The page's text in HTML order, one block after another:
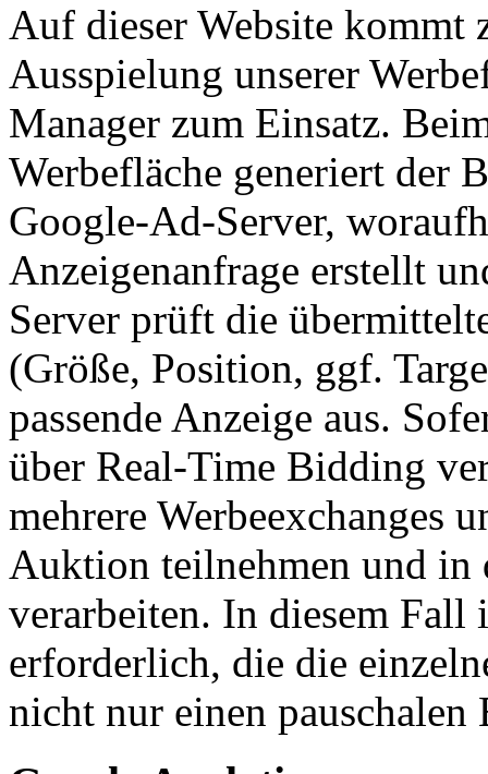
Auf dieser Website kommt
Ausspielung unserer
Manager zum Einsatz.
Werbefläche generiert der
Google-Ad-Server,
Anzeigenanfrage erstellt
Server prüft die
(Größe, Position, ggf.
passende Anzeige aus.
über Real-Time Bidding
mehrere Werbeexchanges
Auktion teilnehmen und in
verarbeiten. In diesem
erforderlich, die die
nicht nur einen